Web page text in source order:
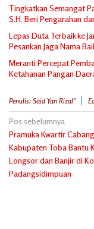
Tingkatkan Semangat
S.H. Beri Pengarahan
Lepas Duta Terbaik ke
Pesankan Jaga Nama
Meranti Percepat
Ketahanan Pangan
Penulis: Said Yan Rizal"
Navigasi
pos
Pos sebelumnya
Pramuka Kwartir Cabang
Kabupaten Toba Bantu
Longsor dan Banjir di
Padangsidimpuan